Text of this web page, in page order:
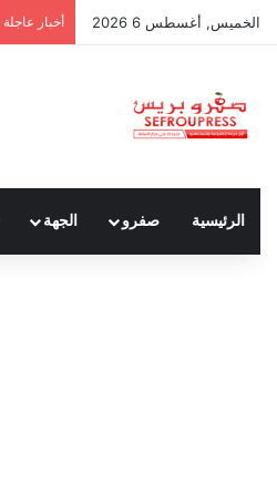
الخميس, أغسطس 6 2026 أخبار عاجلة
الرئيسية صفرو الجهة